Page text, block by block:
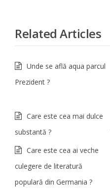
Related Articles
Unde se află aqua parcul
Prezident ?
Care este cea mai dulce
substantă ?
Care este cea ai veche
culegere de literatură
populară din Germania ?